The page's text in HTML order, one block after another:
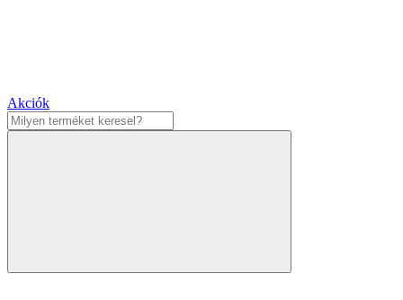
Akciók